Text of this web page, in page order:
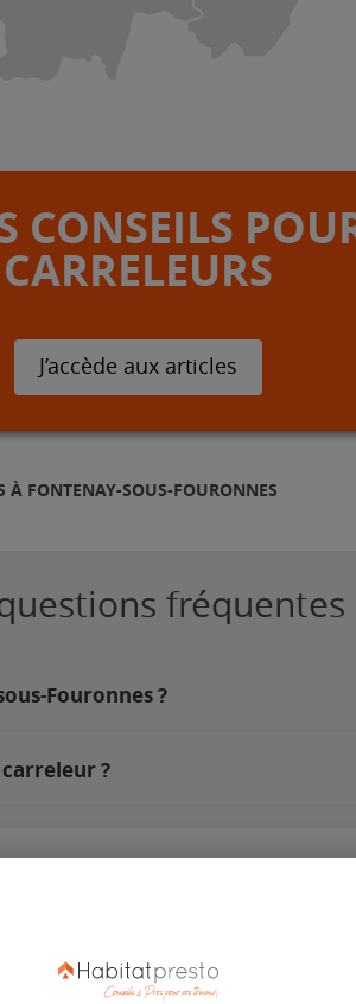
CONSEILS
CARRELEURS
J’accède aux articles
À FONTENAY-SOUS-FOURONNES
fréquentes
Fouronnes ?
?
de presse